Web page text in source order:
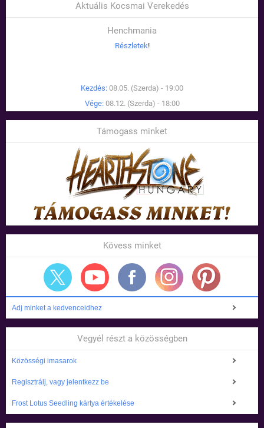
Aktuális Kocsmai Verekedés
Henchmania
Részletek!
Kezdés: 08.05. (Szerda) - 19:00
Vége: 08.12. (Szerda) - 18:00
Támogass minket
Kövess minket
Adj minket a kedvenceidhez
Vegyél részt a közösségben
Közösségi imasarok
Regisztrálj, vagy jelentkezz be
Frost Lotus Seedling kártya értékelése